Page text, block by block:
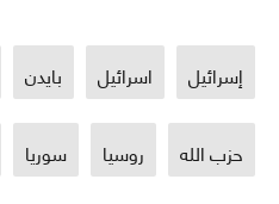
إسرائيل اسرائيل بايدن
حزب الله روسيا سوريا